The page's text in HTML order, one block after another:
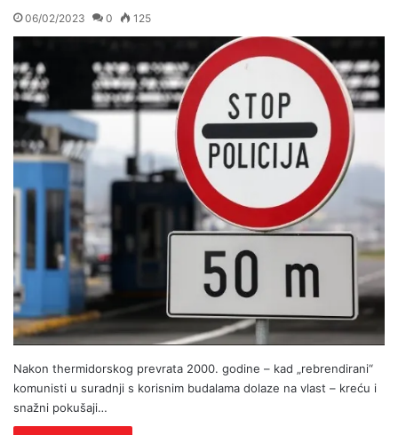
06/02/2023 0 125
Nakon thermidorskog prevrata 2000. godine – kad „rebrendirani“
komunisti u suradnji s korisnim budalama dolaze na vlast – kreću i
snažni pokušaji…